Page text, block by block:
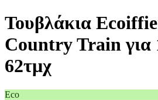
Τουβλάκια
Country Train για
62τμχ
Eco